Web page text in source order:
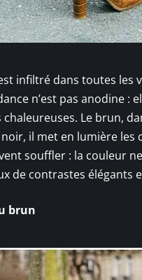
infiltré dans toutes
n’est pas anodine :
Le brun,
il met en lumière
souffler : la couleur
de contrastes élégants
brun